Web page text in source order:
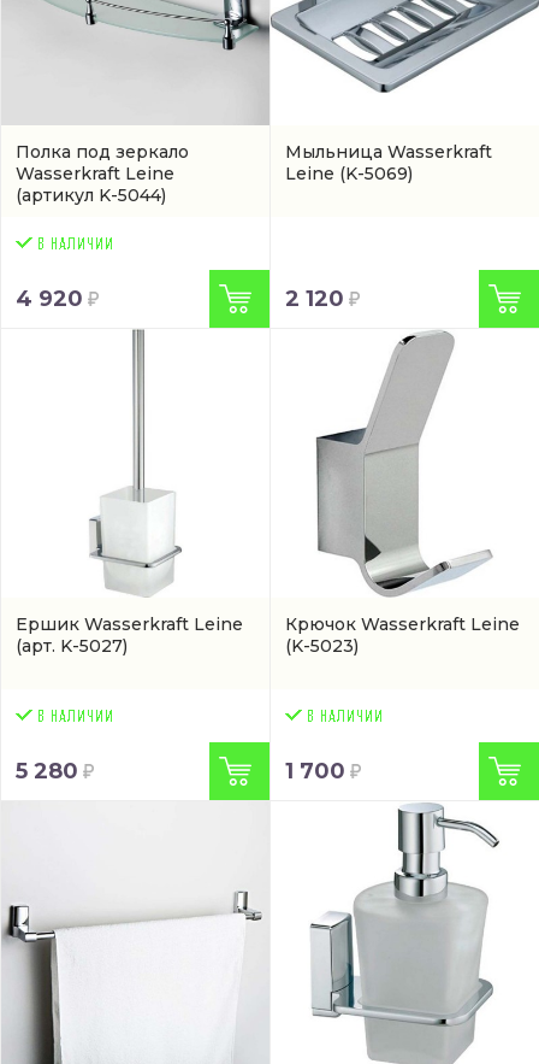
Полка под зеркало
Wasserkraft Leine
(артикул K-5044)
4 920
Мыльница Wasserkraft
Leine (K-5069)
2 120
Ершик Wasserkraft Leine
(арт. K-5027)
5 280
Крючок Wasserkraft Leine
(K-5023)
1 700